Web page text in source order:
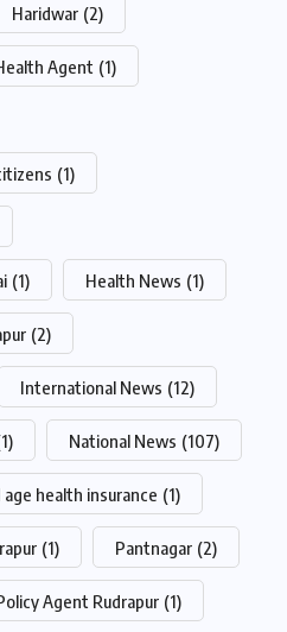
Haridwar (2)
Agent (1)
(1)
(1) Health News (1)
(2)
International News (12)
National News (107)
age health insurance (1)
(1) Pantnagar (2)
Agent Rudrapur (1)